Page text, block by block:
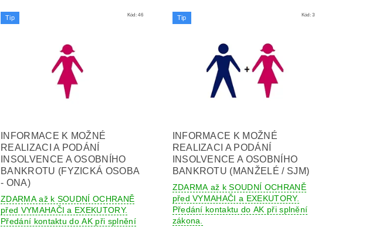
Tip Kód:46
INFORMACE K MOŽNÉ
REALIZACI A PODÁNÍ
INSOLVENCE A OSOBNÍHO
BANKROTU (FYZICKÁ OSOBA
- ONA)
ZDARMA až k SOUDNÍ OCHRANĚ
před VYMAHAČI a EXEKUTORY.
Předání kontaktu do AK při splnění
Tip Kód:3
INFORMACE K MOŽNÉ
REALIZACI A PODÁNÍ
INSOLVENCE A OSOBNÍHO
BANKROTU (MANŽELÉ / SJM)
ZDARMA až k SOUDNÍ OCHRANĚ
před VYMAHAČI a EXEKUTORY.
Předání kontaktu do AK při splnění
zákona.